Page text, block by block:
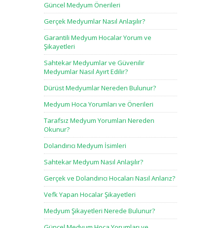
Güncel Medyum Önerileri
Gerçek Medyumlar Nasıl Anlaşılır?
Garantili Medyum Hocalar Yorum ve
Şikayetleri
Sahtekar Medyumlar ve Güvenilir
Medyumlar Nasıl Ayırt Edilir?
Dürüst Medyumlar Nereden Bulunur?
Medyum Hoca Yorumları ve Önerileri
Tarafsız Medyum Yorumları Nereden
Okunur?
Dolandırıcı Medyum İsimleri
Sahtekar Medyum Nasıl Anlaşılır?
Gerçek ve Dolandırıcı Hocaları Nasıl Anlarız?
Vefk Yapan Hocalar Şikayetleri
Medyum Şikayetleri Nerede Bulunur?